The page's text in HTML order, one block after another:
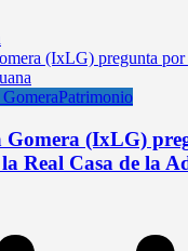
Patrimonio
(IxLG)
Real Casa de la